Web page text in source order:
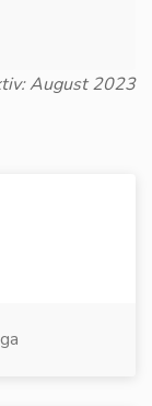
August 2023